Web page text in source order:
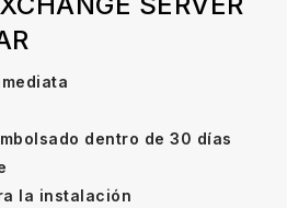
dentro de 30 días
la instalación